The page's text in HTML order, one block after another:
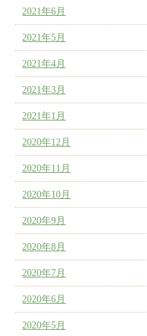
2021年6月
2021年5月
2021年4月
2021年3月
2021年1月
2020年12月
2020年11月
2020年10月
2020年9月
2020年8月
2020年7月
2020年6月
2020年5月